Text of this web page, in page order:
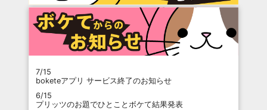
7/15
boketeアプリ サービス終了のお知らせ
6/15
プリッツのお題でひとことボケて結果発表